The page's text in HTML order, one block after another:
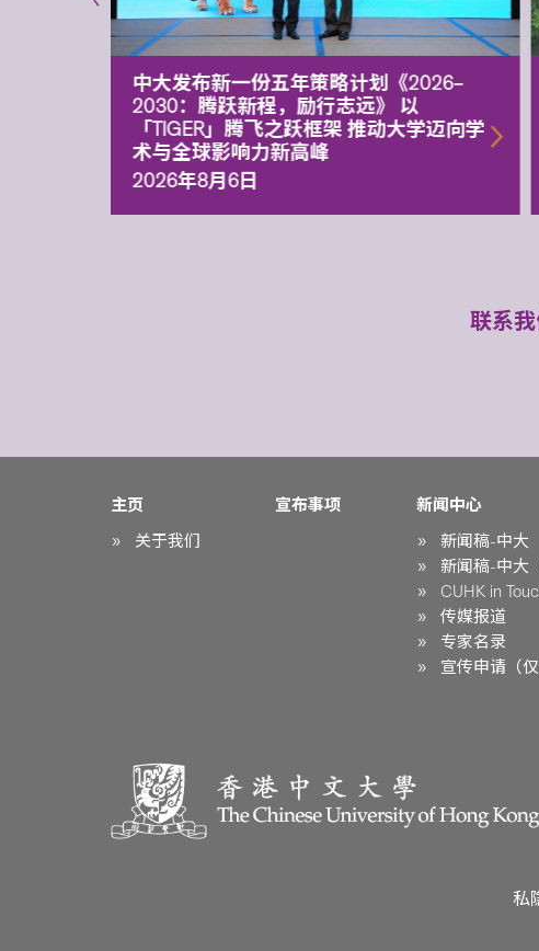
中大发布新一份五年策略计划《2026‒
2030：腾跃新程，励行志远》 以
「TIGER」腾飞之跃框架 推动大学迈向学
术与全球影响力新高峰
2026年8月6日
联系我
主页
关于我们
宣布事项
新闻中心
新闻稿-中大
新闻稿-中大
CUHK in
传媒报道
专家名录
宣传申请（
私